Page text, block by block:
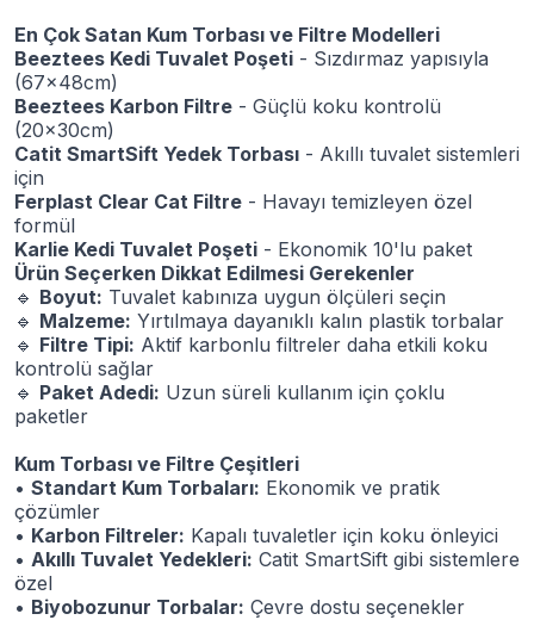
En Çok Satan Kum Torbası ve Filtre Modelleri
Beeztees Kedi Tuvalet Poşeti - Sızdırmaz yapısıyla
(67x48cm)
Beeztees Karbon Filtre - Güçlü koku kontrolü
(20x30cm)
Catit SmartSift Yedek Torbası - Akıllı tuvalet sistemleri
için
Ferplast Clear Cat Filtre - Havayı temizleyen özel
formül
Karlie Kedi Tuvalet Poşeti - Ekonomik 10'lu paket
Ürün Seçerken Dikkat Edilmesi Gerekenler
🔹 Boyut: Tuvalet kabınıza uygun ölçüleri seçin
🔹 Malzeme: Yırtılmaya dayanıklı kalın plastik torbalar
🔹 Filtre Tipi: Aktif karbonlu filtreler daha etkili koku
kontrolü sağlar
🔹 Paket Adedi: Uzun süreli kullanım için çoklu
paketler
Kum Torbası ve Filtre Çeşitleri
• Standart Kum Torbaları: Ekonomik ve pratik
çözümler
• Karbon Filtreler: Kapalı tuvaletler için koku önleyici
• Akıllı Tuvalet Yedekleri: Catit SmartSift gibi sistemlere
özel
• Biyobozunur Torbalar: Çevre dostu seçenekler